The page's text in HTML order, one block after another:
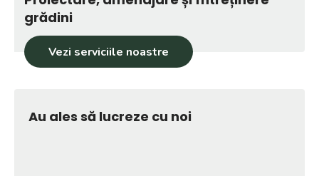
grădini
Vezi serviciile noastre
Au ales să lucreze cu noi